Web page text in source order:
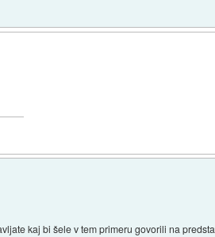
kaj bi šele v tem primeru govorili na